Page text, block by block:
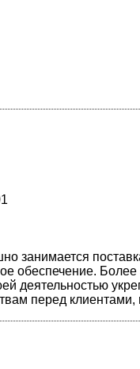
обеспечение. Более
деятельностью
перед